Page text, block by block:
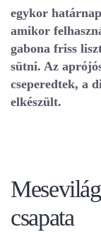
egykor
amikor
gabona friss
sütni. Az
cseperedtek, a
elkészült.
csapata